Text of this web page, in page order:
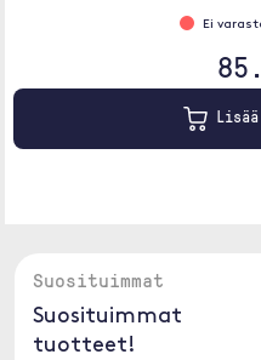
Ei
Suosituimmat
Suosituimmat
tuotteet!